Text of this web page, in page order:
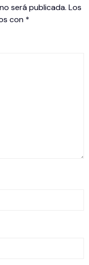
será publicada. Los
con *